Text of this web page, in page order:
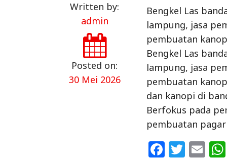
Written by:
admin
Posted on:
30 Mei 2026
Bengkel Las
lampung, jasa
pembuatan
Bengkel Las
lampung, jasa
pembuatan
dan kanopi di
Berfokus pada
pembuatan
F T E